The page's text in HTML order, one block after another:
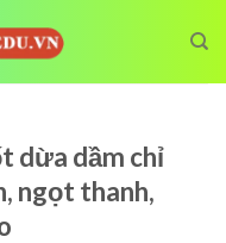
dừa dầm chỉ
ngọt thanh,